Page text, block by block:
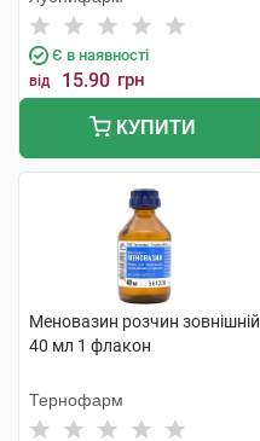
Є в наявності
від 15.90 грн
КУПИТИ
Меновазин розчин зовнішній
40 мл 1 флакон
Тернофарм